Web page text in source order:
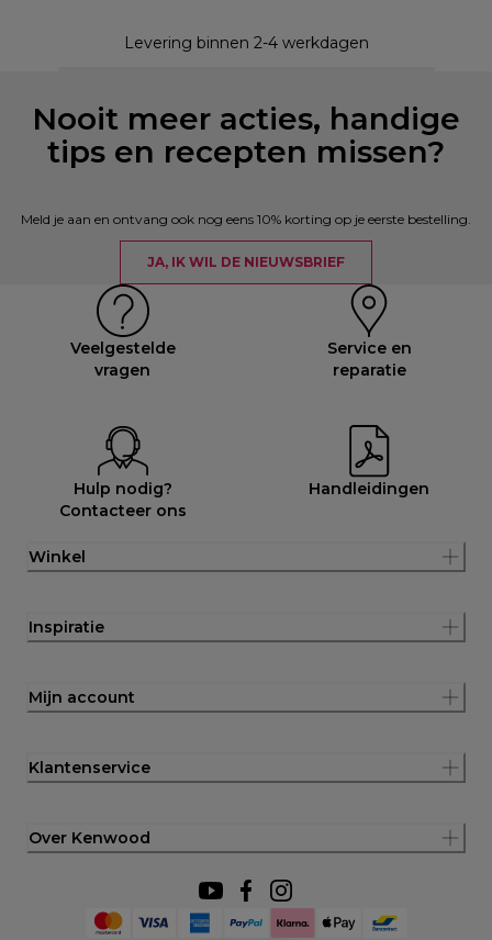
Levering binnen 2-4 werkdagen
Nooit meer acties, handige
tips en recepten missen?
Meld je aan en ontvang ook nog eens 10% korting op je eerste bestelling.
JA, IK WIL DE NIEUWSBRIEF
Veelgestelde
vragen
Service en
reparatie
Hulp nodig?
Contacteer ons
Handleidingen
Winkel
Inspiratie
Mijn account
Klantenservice
Over Kenwood